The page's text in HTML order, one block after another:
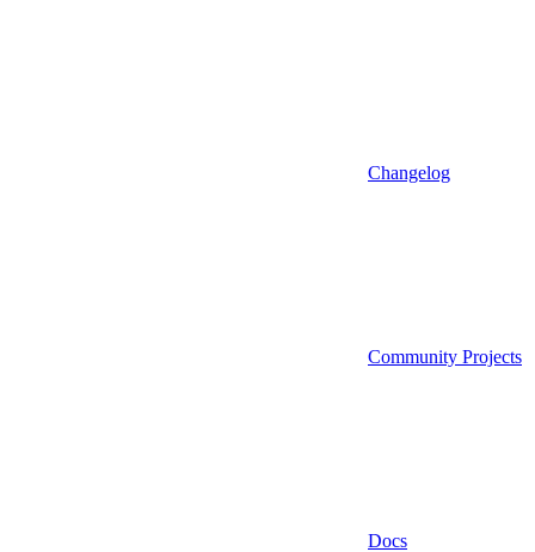
Changelog
Community Projects
Docs